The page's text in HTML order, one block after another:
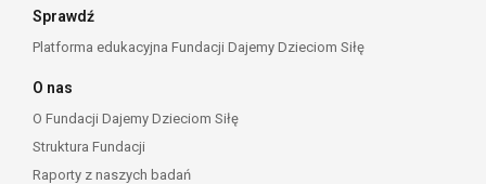
Sprawdź
Platforma edukacyjna Fundacji Dajemy Dzieciom Siłę
O nas
O Fundacji Dajemy Dzieciom Siłę
Struktura Fundacji
Raporty z naszych badań